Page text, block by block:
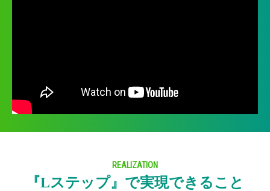
REALIZATION
『Lステップ』で実現できること